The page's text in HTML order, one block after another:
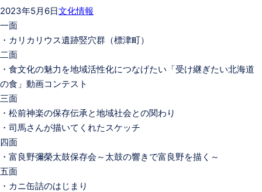
2023年5月6日文化情報
一面
・カリカリウス遺跡竪穴群（標津町）
二面
・食文化の魅力を地域活性化につなげたい「受け継ぎたい北海道
の食」動画コンテスト
三面
・松前神楽の保存伝承と地域社会との関わり
・司馬さんが描いてくれたスケッチ
四面
・富良野彌榮太鼓保存会～太鼓の響きで富良野を描く～
五面
・カニ缶詰のはじまり